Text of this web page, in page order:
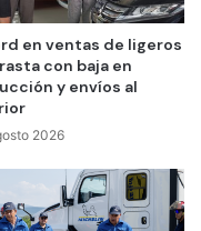
en ventas de ligeros
con baja en
y envíos al
2026